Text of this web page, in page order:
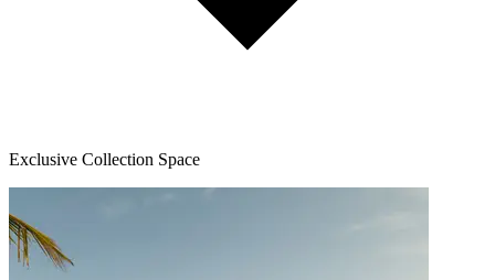
Exclusive Collection Space